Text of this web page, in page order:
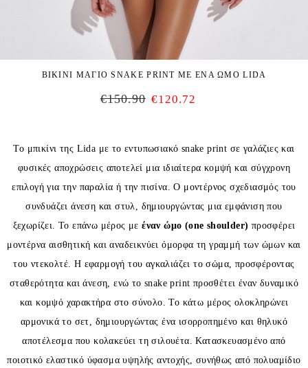
BIKINI ΜΑΓΙΟ SNAKE PRINT ΜΕ ΕΝΑ ΩΜΟ LIDA
€150.90 €120.72
Το μπικίνι της Lida με το εντυπωσιακό snake print σε γαλάζιες και
φυσικές αποχρώσεις αποτελεί μια ιδιαίτερα κομψή και σύγχρονη
επιλογή για την παραλία ή την πισίνα. Ο μοντέρνος σχεδιασμός του
συνδυάζει άνεση και στυλ, δημιουργώντας μια εμφάνιση που
ξεχωρίζει. Το επάνω μέρος μεέναν ώμο (one shoulder) προσφέρει
μοντέρνα αισθητική και αναδεικνύει όμορφα τη γραμμή των ώμων και
του ντεκολτέ. Η εφαρμογή του αγκαλιάζει το σώμα, προσφέροντας
σταθερότητα και άνεση, ενώ το snake print προσθέτει έναν δυναμικό
και κομψό χαρακτήρα στο σύνολο. Το κάτω μέρος ολοκληρώνει
αρμονικά το σετ, δημιουργώντας ένα ισορροπημένο και θηλυκό
αποτέλεσμα που κολακεύει τη σιλουέτα. Κατασκευασμένο από
ποιοτικό ελαστικό ύφασμα υψηλής αντοχής, συνήθως από πολυαμίδιο